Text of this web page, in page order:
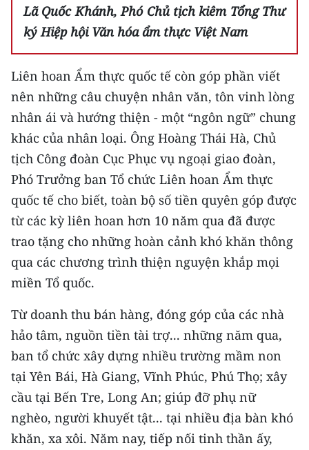
Lã Quốc Khánh, Phó Chủ tịch kiêm Tổng Thư
ký Hiệp hội Văn hóa ẩm thực Việt Nam
Liên hoan Ẩm thực quốc tế còn góp phần viết
nên những câu chuyện nhân văn, tôn vinh lòng
nhân ái và hướng thiện - một “ngôn ngữ” chung
khác của nhân loại. Ông Hoàng Thái Hà, Chủ
tịch Công đoàn Cục Phục vụ ngoại giao đoàn,
Phó Trưởng ban Tổ chức Liên hoan Ẩm thực
quốc tế cho biết, toàn bộ số tiền quyên góp được
từ các kỳ liên hoan hơn 10 năm qua đã được
trao tặng cho những hoàn cảnh khó khăn thông
qua các chương trình thiện nguyện khắp mọi
miền Tổ quốc.
Từ doanh thu bán hàng, đóng góp của các nhà
hảo tâm, nguồn tiền tài trợ... những năm qua,
ban tổ chức xây dựng nhiều trường mầm non
tại Yên Bái, Hà Giang, Vĩnh Phúc, Phú Thọ; xây
cầu tại Bến Tre, Long An; giúp đỡ phụ nữ
nghèo, người khuyết tật... tại nhiều địa bàn khó
khăn, xa xôi. Năm nay, tiếp nối tinh thần ấy,